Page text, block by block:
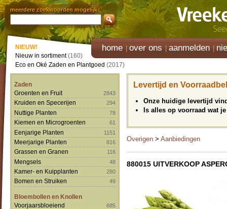
meerdere zoekwoorden mogelijk
home over ons aanmelden
NIEUW!
Nieuw in sortiment(160)
Eco en Oké Zaden en Plantgoed (2017)
Zaden
Groenten en Fruit
2843
Kruiden en Specerijen 294
Nuttige Planten 78
Kiemen en Microgroenten 61
Eenjarige Planten 1151
Meerjarige Planten 816
Grassen en Granen 116
Mengsels 48
Kamer- en Kuipplanten 280
Bomen en Struiken 49
Bloembollen en Knollen
Voorjaarsbloeiend
685
Levertijd en
Onze huidige levertijd
Is alles op voorraad wat
Overigen > Aanbiedingen
880015 UITVERKOOP